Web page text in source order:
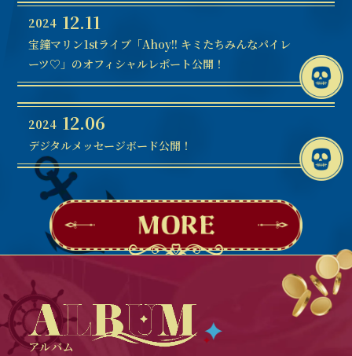
2024 12.11
宝鐘マリン1stライブ「Ahoy!! キミたちみんなパイレ
ーツ♡」のオフィシャルレポート公開！
2024 12.06
デジタルメッセージボード公開！
アルバム